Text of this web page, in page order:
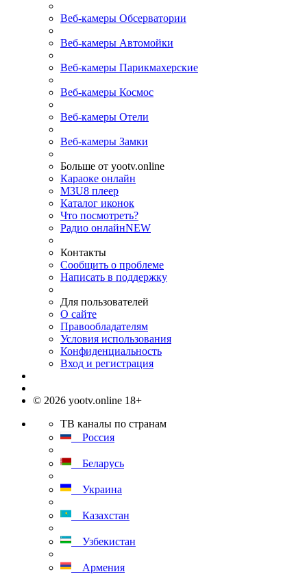
Веб-камеры Обсерватории
Веб-камеры Автомойки
Веб-камеры Парикмахерские
Веб-камеры Космос
Веб-камеры Отели
Веб-камеры Замки
Больше от yootv.online
Караоке онлайн
M3U8 плеер
Каталог иконок
Что посмотреть?
Радио онлайнNEW
Контакты
Сообщить о проблеме
Написать в поддержку
Для пользователей
О сайте
Правообладателям
Условия использования
Конфиденциальность
Вход и регистрация
© 2026 yootv.online 18+
ТВ каналы по странам
Россия
Беларусь
Украина
Казахстан
Узбекистан
Армения